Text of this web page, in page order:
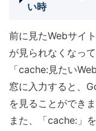
い時
前に見たWebサイ
が見られなくなっ
「cache:見たい
窓に入力すると、
を見ることができま
また、「cache:」